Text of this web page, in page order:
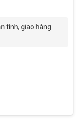
tình, giao hàng